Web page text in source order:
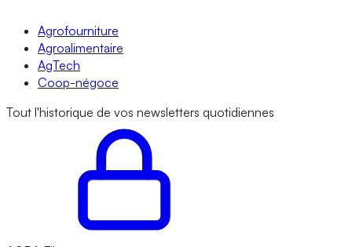
Agrofourniture
Agroalimentaire
AgTech
Coop-négoce
Tout l'historique de vos newsletters quotidiennes